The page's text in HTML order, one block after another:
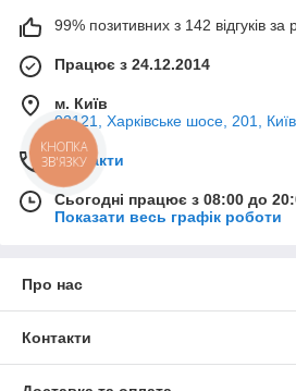
99% позитивних з 142 відгуків за
Працює з 24.12.2014
м. Київ
02121, Харківське шосе, 201,
Контакти
Сьогодні працює з 08:00 до
Показати весь графік роботи
Про нас
Контакти
КНОПКА
ЗВ'ЯЗКУ